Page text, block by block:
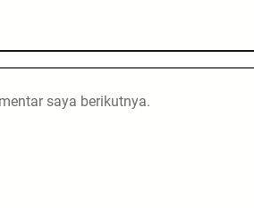
saya berikutnya.